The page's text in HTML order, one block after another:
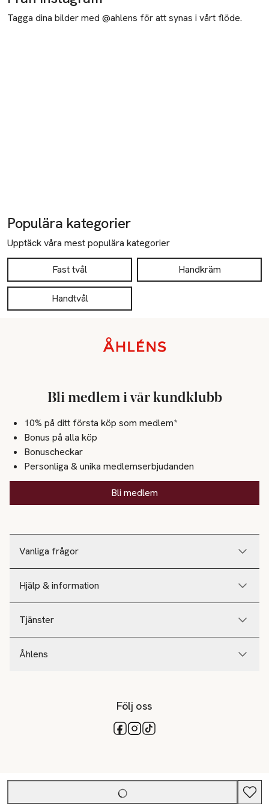
Tagga dina bilder med @ahlens för att synas i vårt flöde.
Populära kategorier
Upptäck våra mest populära kategorier
Fast tvål Handkräm
Handtvål
Vanliga frågor
Hjälp & information
Tjänster
Åhlens
Bli medlem i vår kundklubb
10% på ditt första köp som medlem*
Bonus på alla köp
Bonuscheckar
Personliga & unika medlemserbjudanden
Bli medlem
Följ oss